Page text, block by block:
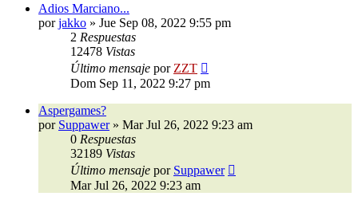
Adios Marciano...
porjakko » Jue Sep 08, 2022 9:55 pm
2 Respuestas
12478 Vistas
Último mensaje por ZZT
Dom Sep 11, 2022 9:27 pm
Aspergames?
por Suppawer» Mar Jul 26, 2022 9:23 am
0 Respuestas
32189 Vistas
Último mensaje por Suppawer
Mar Jul 26, 2022 9:23 am